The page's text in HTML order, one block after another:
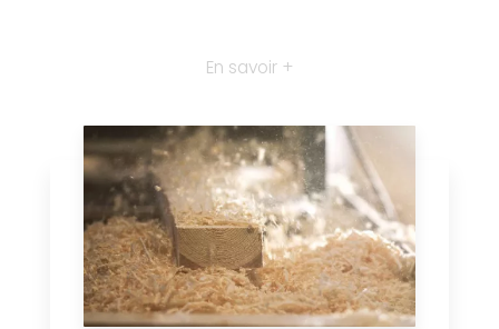
En savoir +